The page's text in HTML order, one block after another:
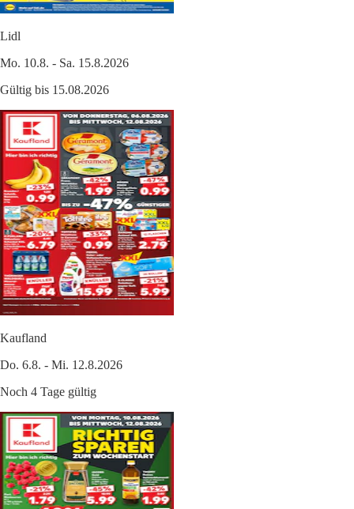
Lidl
Mo. 10.8. - Sa. 15.8.2026
Gültig bis 15.08.2026
Kaufland
Do. 6.8. - Mi. 12.8.2026
Noch 4 Tage gültig